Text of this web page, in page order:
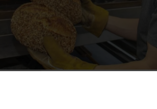
Fredrik Lønne i Harmoni